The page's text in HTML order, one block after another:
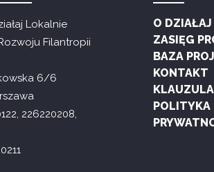
Lokalnie
Filantropii
6/6
226220208,
O
ZASIĘG
BAZA
KONTAKT
POLITYKA